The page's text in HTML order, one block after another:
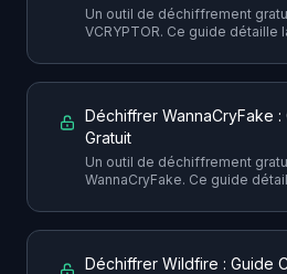
Un outil de déchiffrement
VCRYPTOR. Ce guide
toutes les précautions
Déchiffrer WannaCryFake :
Gratuit
Un outil de déchiffrement
WannaCryFake. Ce guide
rançon, avec toutes les
Déchiffrer Wildfire : Guide